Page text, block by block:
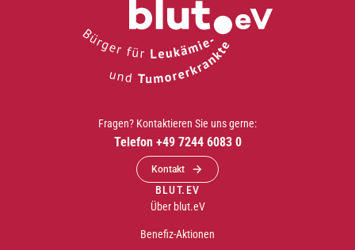
Fragen? Kontaktieren Sie uns gerne:
Telefon +49 7244 6083 0
Kontakt
BLUT.EV
Über blut.eV
Benefiz-Aktionen